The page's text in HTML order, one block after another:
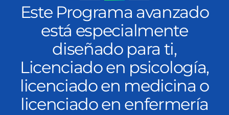
Este Programa avanzado
está especialmente
diseñado para ti,
Licenciado en psicología,
licenciado en medicina o
licenciado en enfermería